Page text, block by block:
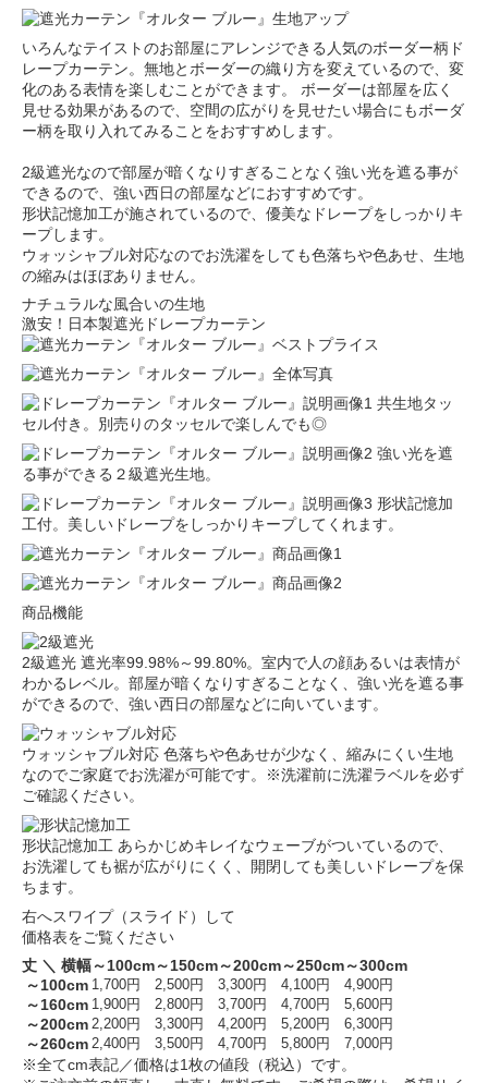
いろんなテイストのお部屋にアレンジできる人気のボーダー柄ド
レープカーテン。無地とボーダーの織り方を変えているので、変
化のある表情を楽しむことができます。 ボーダーは部屋を広く
見せる効果があるので、空間の広がりを見せたい場合にもボーダ
ー柄を取り入れてみることをおすすめします。
2級遮光なので部屋が暗くなりすぎることなく強い光を遮る事が
できるので、強い西日の部屋などにおすすめです。
形状記憶加工が施されているので、優美なドレープをしっかりキ
ープします。
ウォッシャブル対応なのでお洗濯をしても色落ちや色あせ、生地
の縮みはほぼありません。
ナチュラルな風合いの生地
激安！日本製遮光ドレープカーテン
共生地タッ
セル付き。別売りのタッセルで楽しんでも◎
強い光を遮
る事ができる２級遮光生地。
形状記憶加
工付。美しいドレープをしっかりキープしてくれます。
商品機能
2級遮光 遮光率99.98%～99.80%。室内で人の顔あるいは表情が
わかるレベル。部屋が暗くなりすぎることなく、強い光を遮る事
ができるので、強い西日の部屋などに向いています。
ウォッシャブル対応 色落ちや色あせが少なく、縮みにくい生地
なのでご家庭でお洗濯が可能です。※洗濯前に洗濯ラベルを必ず
ご確認ください。
形状記憶加工 あらかじめキレイなウェーブがついているので、
お洗濯しても裾が広がりにくく、開閉しても美しいドレープを保
ちます。
右へスワイプ（スライド）して
価格表をご覧ください
丈 ＼ 横幅～100cm～150cm～200cm～250cm～300cm
～100cm 1,700円 2,500円 3,300円 4,100円 4,900円
～160cm 1,900円 2,800円 3,700円 4,700円 5,600円
～200cm 2,200円 3,300円 4,200円 5,200円 6,300円
～260cm 2,400円 3,500円 4,700円 5,800円 7,000円
※全てcm表記／価格は1枚の値段（税込）です。